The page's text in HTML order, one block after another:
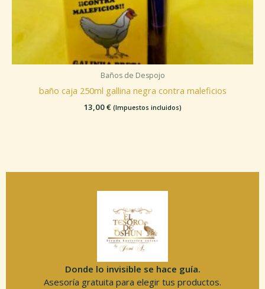
Baños de Despojo
baño caja 250ml gallina negra contra maleficios
13,00€ (Impuestos incluidos)
Donde lo invisible se hace guía.
Asesoría gratuita para elegir tus productos.